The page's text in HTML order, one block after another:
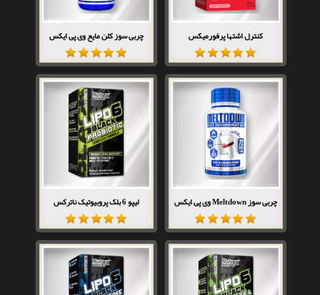
کنترل اشتها پرفورمیکس چربی سوز کلن مایع وی پی ایکس
چربی سوز Meltdown وی پی ایکس لیپو 6 بلک پروبیوتیک ناترکس